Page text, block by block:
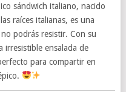
sándwich italiano, nacido
raíces italianas, es una
podrás resistir. Con su
irresistible ensalada de
para compartir en